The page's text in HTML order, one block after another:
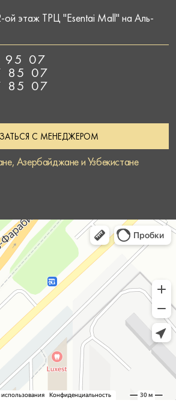
этаж ТРЦ "Esentai Mall" на Аль-
95 07
85 07
85 07
С МЕНЕДЖЕРОМ
Азербайджане и Узбекистане